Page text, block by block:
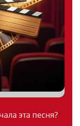
эта песня?